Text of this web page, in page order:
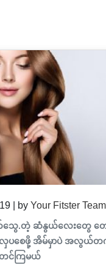
| byYour Fitster Team
က်သွေ.တဲ့ ဆံနွယ်လေးတွေ တ
လှပစေဖို့ အိမ်မှာပဲ အလွယ်
တင်ကြမယ်